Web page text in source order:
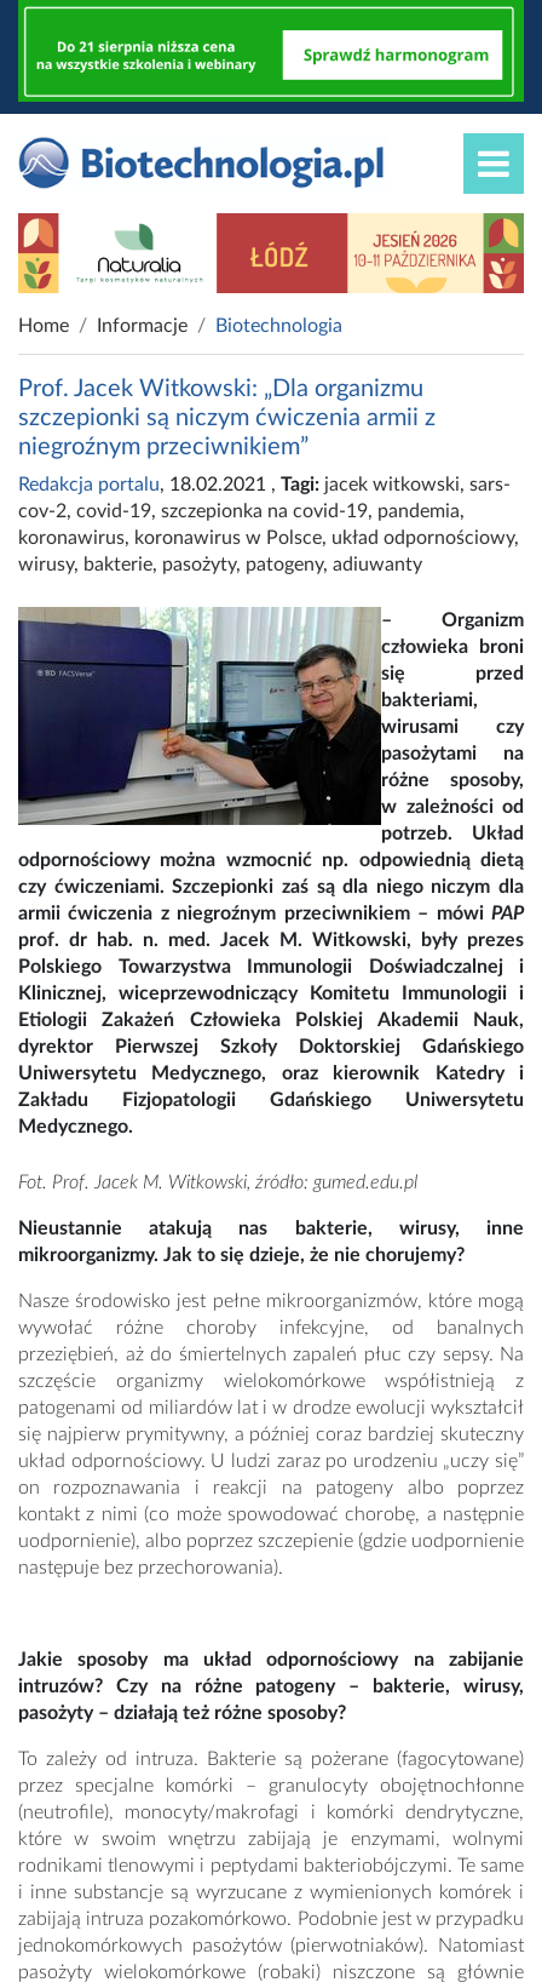
Home Informacje Biotechnologia
Prof. Jacek Witkowski: „Dla organizmu
szczepionki są niczym ćwiczenia armii z
niegroźnym przeciwnikiem”
Redakcja portalu, 18.02.2021 , Tagi: jacek witkowski, sars-
cov-2, covid-19, szczepionka na covid-19, pandemia,
koronawirus, koronawirus w Polsce, układ odpornościowy,
wirusy, bakterie, pasożyty, patogeny, adiuwanty
– Organizm
człowieka broni
się przed
bakteriami,
wirusami czy
pasożytami na
różne sposoby,
w zależności od
potrzeb. Układ
odpornościowy można wzmocnić np. odpowiednią dietą
czy ćwiczeniami. Szczepionki zaś są dla niego niczym dla
armii ćwiczenia z niegroźnym przeciwnikiem – mówi PAP
prof. dr hab. n. med. Jacek M. Witkowski, były prezes
Polskiego Towarzystwa Immunologii Doświadczalnej i
Klinicznej, wiceprzewodniczący Komitetu Immunologii i
Etiologii Zakażeń Człowieka Polskiej Akademii Nauk,
dyrektor Pierwszej Szkoły Doktorskiej Gdańskiego
Uniwersytetu Medycznego, oraz kierownik Katedry i
Zakładu Fizjopatologii Gdańskiego Uniwersytetu
Medycznego.
Fot. Prof. Jacek M. Witkowski, źródło: gumed.edu.pl
Nieustannie atakują nas bakterie, wirusy, inne
mikroorganizmy. Jak to się dzieje, że nie chorujemy?
Nasze środowisko jest pełne mikroorganizmów, które mogą
wywołać różne choroby infekcyjne, od banalnych
przeziębień, aż do śmiertelnych zapaleń płuc czy sepsy. Na
szczęście organizmy wielokomórkowe współistnieją z
patogenami od miliardów lat i w drodze ewolucji wykształcił
się najpierw prymitywny, a później coraz bardziej skuteczny
układ odpornościowy. U ludzi zaraz po urodzeniu „uczy się”
on rozpoznawania i reakcji na patogeny albo poprzez
kontakt z nimi (co może spowodować chorobę, a następnie
uodpornienie), albo poprzez szczepienie (gdzie uodpornienie
następuje bez przechorowania).
Jakie sposoby ma układ odpornościowy na zabijanie
intruzów? Czy na różne patogeny – bakterie, wirusy,
pasożyty – działają też różne sposoby?
To zależy od intruza. Bakterie są pożerane (fagocytowane)
przez specjalne komórki – granulocyty obojętnochłonne
(neutrofile), monocyty/makrofagi i komórki dendrytyczne,
które w swoim wnętrzu zabijają je enzymami, wolnymi
rodnikami tlenowymi i peptydami bakteriobójczymi. Te same
i inne substancje są wyrzucane z wymienionych komórek i
zabijają intruza pozakomórkowo. Podobnie jest w przypadku
jednokomórkowych pasożytów (pierwotniaków). Natomiast
pasożyty wielokomórkowe (robaki) niszczone są głównie